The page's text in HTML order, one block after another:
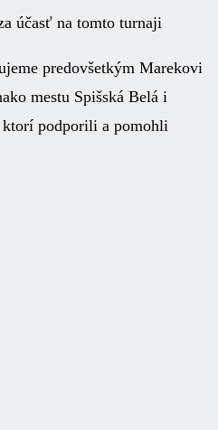
účasť na tomto turnaji
predovšetkým Marekovi
mestu Spišská Belá i
podporili a pomohli